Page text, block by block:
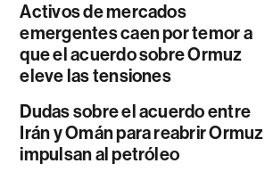
Activos de mercados
emergentes caen por temor a
que el acuerdo sobre Ormuz
eleve las tensiones
Dudas sobre el acuerdo entre
Irán y Omán para reabrir Ormuz
impulsan al petróleo